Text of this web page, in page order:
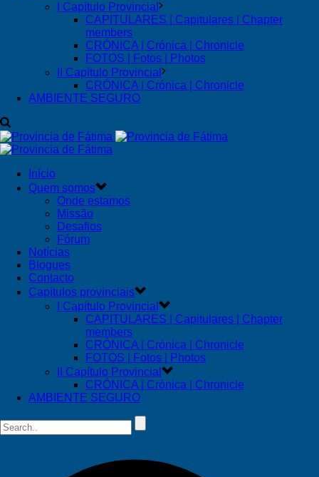
I Capítulo Provincial
CAPITULARES | Capitulares | Chapter
members
CRÓNICA | Crónica | Chronicle
FOTOS | Fotos | Photos
II Capítulo Provincial
CRÓNICA | Crónica | Chronicle
AMBIENTE SEGURO
Início
Quem somos
Onde estamos
Missão
Desafios
Fórum
Notícias
Blogues
Contacto
Capítulos provinciais
I Capítulo Provincial
CAPITULARES | Capitulares | Chapter
members
CRÓNICA | Crónica | Chronicle
FOTOS | Fotos | Photos
II Capítulo Provincial
CRÓNICA | Crónica | Chronicle
AMBIENTE SEGURO